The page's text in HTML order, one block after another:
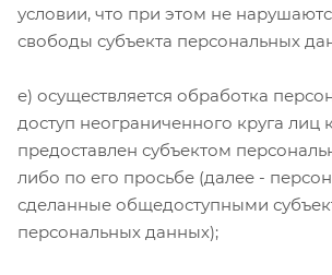
условии, что при этом не
свободы субъекта персональных
е) осуществляется обработка
доступ неограниченного круга лиц
предоставлен субъектом
либо по его просьбе (далее -
сделанные общедоступными
персональных данных);